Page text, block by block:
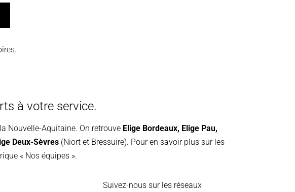
à votre service.
Nouvelle-Aquitaine. On retrouve Elige Bordeaux, Elige Pau,
Deux-Sèvres (Niort et Bressuire). Pour en savoir plus sur les
« Nos équipes ».
Suivez-nous sur les réseaux